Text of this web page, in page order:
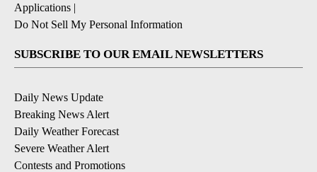
Applications |
Do Not Sell My Personal Information
SUBSCRIBE TO OUR EMAIL NEWSLETTERS
Daily News Update
Breaking News Alert
Daily Weather Forecast
Severe Weather Alert
Contests and Promotions